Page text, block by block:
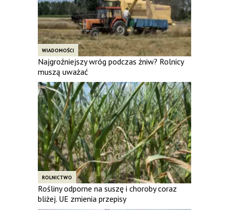
WIADOMOŚCI
Najgroźniejszy wróg podczas żniw? Rolnicy
muszą uważać
ROLNICTWO
Rośliny odporne na suszę i choroby coraz
bliżej. UE zmienia przepisy